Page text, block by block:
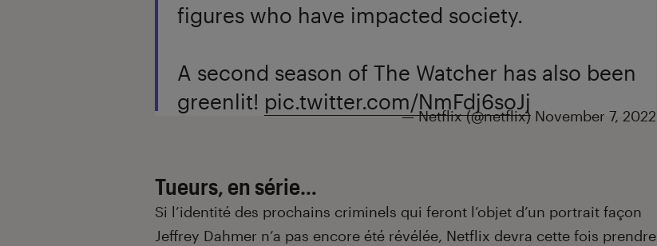
figures who have impacted society.
A second season of The Watcher has also been
greenlit! pic.twitter.com/NmFdj6soJj
— Netflix (@netflix) November 7, 2022
Tueurs, en série…
Si l’identité des prochains criminels qui feront l’objet d’un portrait façon
Jeffrey Dahmer n’a pas encore été révélée, Netflix devra cette fois prendre